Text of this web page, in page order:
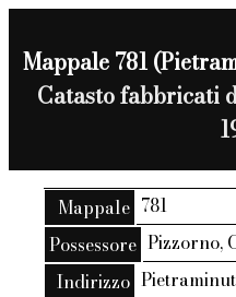
Mappale 781
Catasto fabbricati
Mappale 781
Possessore Pizzorno,
Indirizzo